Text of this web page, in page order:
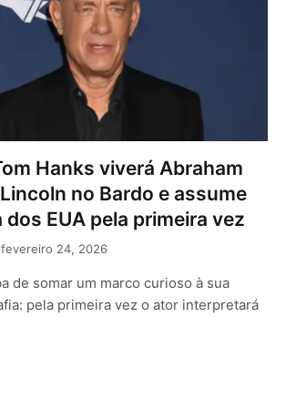
Hanks viverá Abraham
no Bardo e assume
EUA pela primeira vez
fevereiro 24, 2026
de somar um marco curioso à sua
pela primeira vez o ator interpretará